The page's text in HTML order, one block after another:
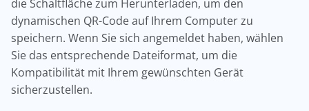
die Schaltfläche zum Herunterladen, um den
dynamischen QR-Code auf Ihrem Computer zu
speichern. Wenn Sie sich angemeldet haben, wählen
Sie das entsprechende Dateiformat, um die
Kompatibilität mit Ihrem gewünschten Gerät
sicherzustellen.